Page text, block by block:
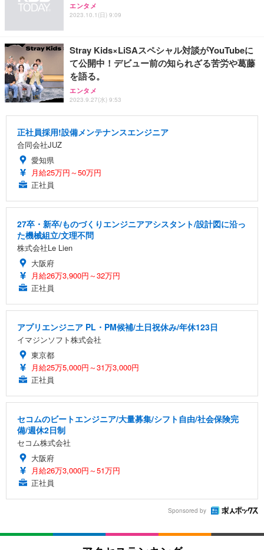
エンタメ
2023.10.1(日) 9:09
Stray Kids×LiSAスペシャル対談がYouTubeに
て公開中！デビュー前の知られざる苦労や葛藤
を語る。
エンタメ
2023.9.27(水) 9:53
正社員採用!設備メンテナンスエンジニア
合同会社JUZ
愛知県
月給25万円～50万円
正社員
27卒・新卒/ものづくりエンジニアアシスタント/設計図に沿っ
た機械組立/文理不問
株式会社Le Lien
大阪府
月給26万3,900円～32万円
正社員
アプリエンジニア PL・PM候補/土日祝休み/年休123日
イマジンソフト株式会社
東京都
月給25万5,000円～31万3,000円
正社員
セコムのビートエンジニア/大量募集/シフト自由/社会保険完
備/週休2日制
セコム株式会社
大阪府
月給26万3,000円～51万円
正社員
Sponsored by